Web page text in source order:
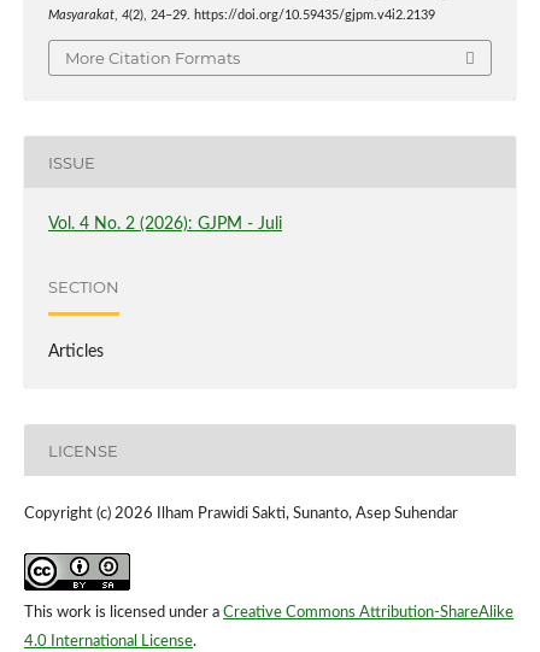
Masyarakat, 4(2), 24–29. https://doi.org/10.59435/gjpm.v4i2.2139
More Citation Formats
ISSUE
Vol. 4 No. 2 (2026): GJPM - Juli
SECTION
Articles
LICENSE
Copyright (c) 2026 Ilham Prawidi Sakti, Sunanto, Asep Suhendar
This work is licensed under a Creative Commons Attribution-ShareAlike
4.0 International License.